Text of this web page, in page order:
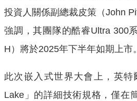
投資人關係副總裁皮策（John
強調，其團隊的酷睿Ultra 300
H）將於2025年下半年如期上市。
此次嵌入式世界大會上，英特
Lake」的詳細技術規格，僅在